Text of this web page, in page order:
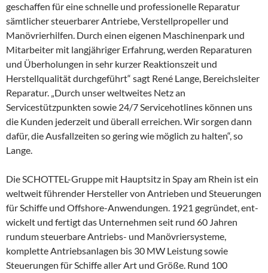
geschaffen für eine schnelle und professionelle Reparatur
sämtlicher steuerbarer Antriebe, Verstellpropeller und
Manövrierhilfen. Durch einen eigenen Maschinenpark und
Mitarbeiter mit langjähriger Erfahrung, werden Reparaturen
und Überholungen in sehr kurzer Reaktionszeit und
Herstellqualität durchgeführt“ sagt René Lange, Bereichsleiter
Reparatur. „Durch unser weltweites Netz an
Servicestützpunkten sowie 24/7 Servicehotlines können uns
die Kunden jederzeit und überall erreichen. Wir sorgen dann
dafür, die Ausfallzeiten so gering wie möglich zu halten“, so
Lange.
Die SCHOTTEL-Gruppe mit Hauptsitz in Spay am Rhein ist ein
weltweit führender Hersteller von Antrieben und Steuerungen
für Schiffe und Offshore-Anwendungen. 1921 gegründet, ent­
wickelt und fertigt das Unternehmen seit rund 60 Jahren
rundum steuerbare Antriebs- und Ma­növriersysteme,
komplette Antriebsanlagen bis 30 MW Leistung sowie
Steuerungen für Schiffe aller Art und Größe. Rund 100